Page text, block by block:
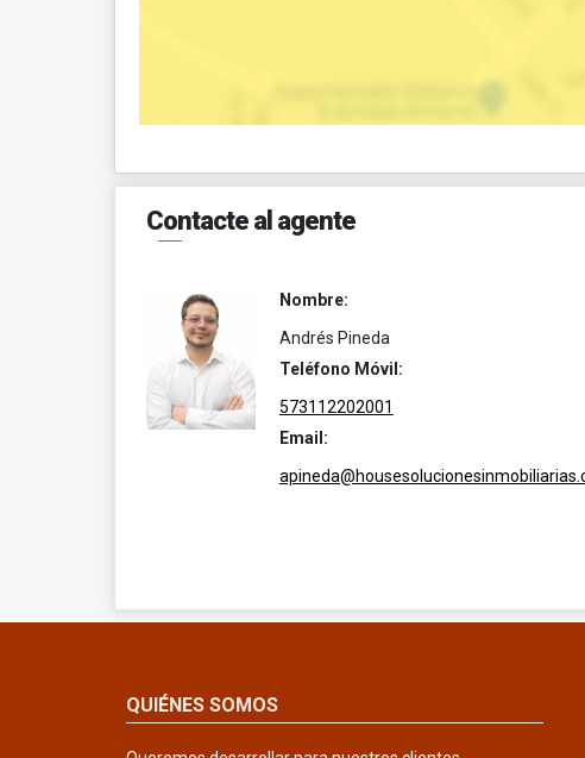
Contacte al agente
Nombre:
Andrés Pineda
Teléfono Móvil:
573112202001
Email:
QUIÉNES SOMOS